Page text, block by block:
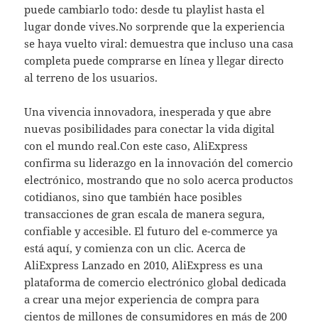
puede cambiarlo todo: desde tu playlist hasta el
lugar donde vives.No sorprende que la experiencia
se haya vuelto viral: demuestra que incluso una casa
completa puede comprarse en línea y llegar directo
al terreno de los usuarios.
Una vivencia innovadora, inesperada y que abre
nuevas posibilidades para conectar la vida digital
con el mundo real.Con este caso, AliExpress
confirma su liderazgo en la innovación del comercio
electrónico, mostrando que no solo acerca productos
cotidianos, sino que también hace posibles
transacciones de gran escala de manera segura,
confiable y accesible. El futuro del e-commerce ya
está aquí, y comienza con un clic. Acerca de
AliExpress Lanzado en 2010, AliExpress es una
plataforma de comercio electrónico global dedicada
a crear una mejor experiencia de compra para
cientos de millones de consumidores en más de 200